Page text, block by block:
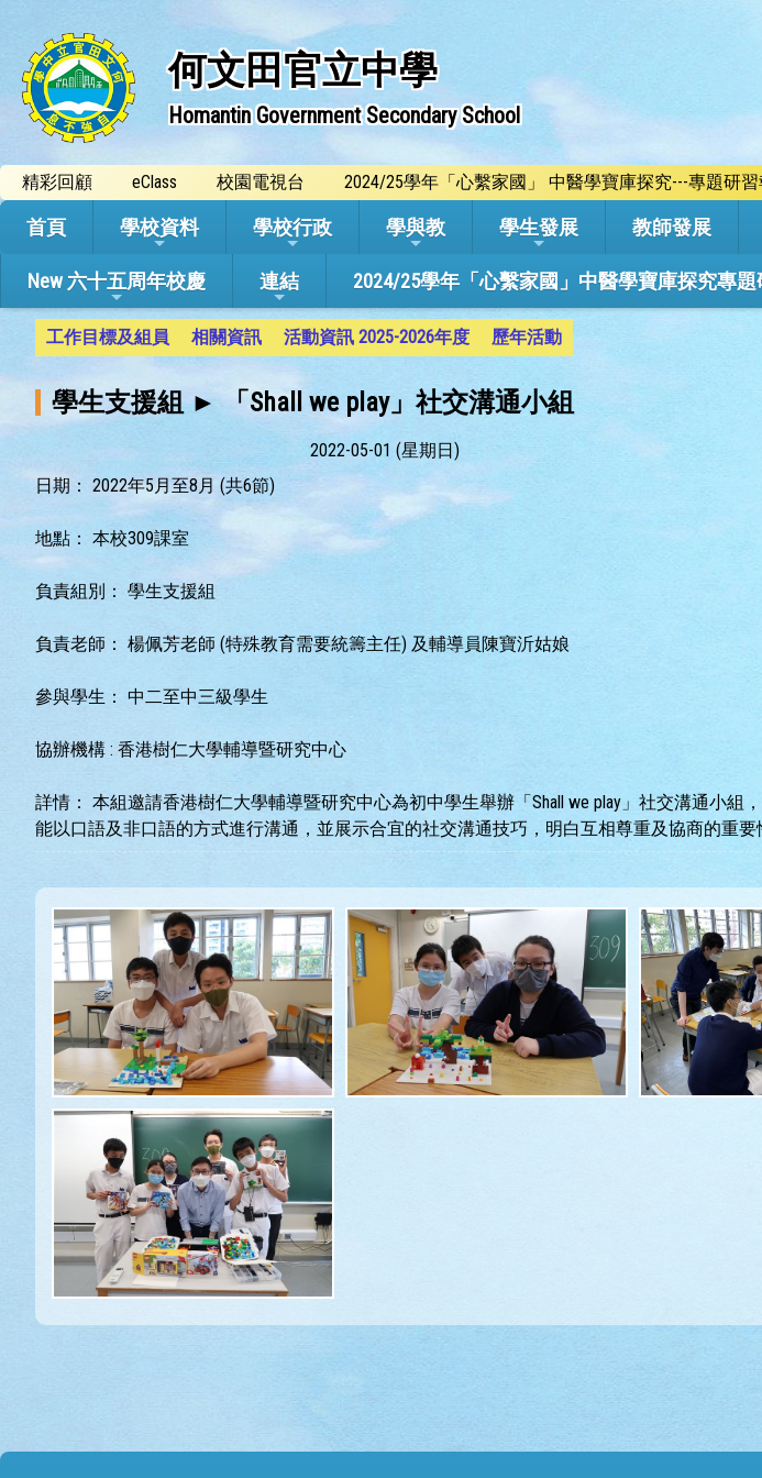
何文田官立中學
Homantin Government Secondary School
精彩回顧 eClass 校園電視台 2024/25學年「心繫家國」 中醫學寶庫探究---專題研
首頁 學校資料 學校行政 學與教 學生發展 教師發展
New 六十五周年校慶 連結 2024/25學年「心繫家國」中醫學寶庫探究專
工作目標及組員 相關資訊 活動資訊 2025-2026年度 歷年活動
學生支援組 ► 「Shall we play」社交溝通小組
2022-05-01 (星期日)
日期： 2022年5月至8月 (共6節)
地點： 本校309課室
負責組別： 學生支援組
負責老師： 楊佩芳老師 (特殊教育需要統籌主任) 及輔導員陳寶沂姑娘
參與學生： 中二至中三級學生
協辦機構 : 香港樹仁大學輔導暨研究中心
詳情： 本組邀請香港樹仁大學輔導暨研究中心為初中學生舉辦「Shall we play」社交溝通小
能以口語及非口語的方式進行溝通，並展示合宜的社交溝通技巧，明白互相尊重及協商的重要